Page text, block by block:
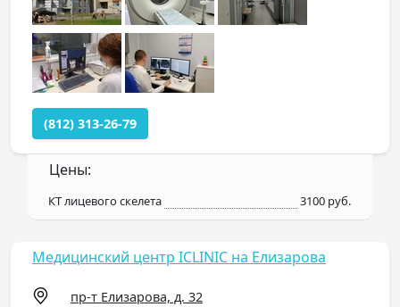
(812) 313-26-79
Цены:
КТ лицевого скелета 3100 руб.
Медицинский центр ICLINIC на Елизарова
пр-т Елизарова, д. 32